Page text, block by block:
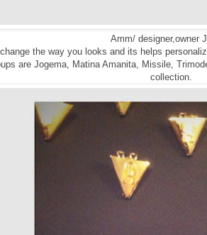
Amm/ designer,owner
the way you looks and its helps
are Jogema, Matina Amanita, Missile,
collection.